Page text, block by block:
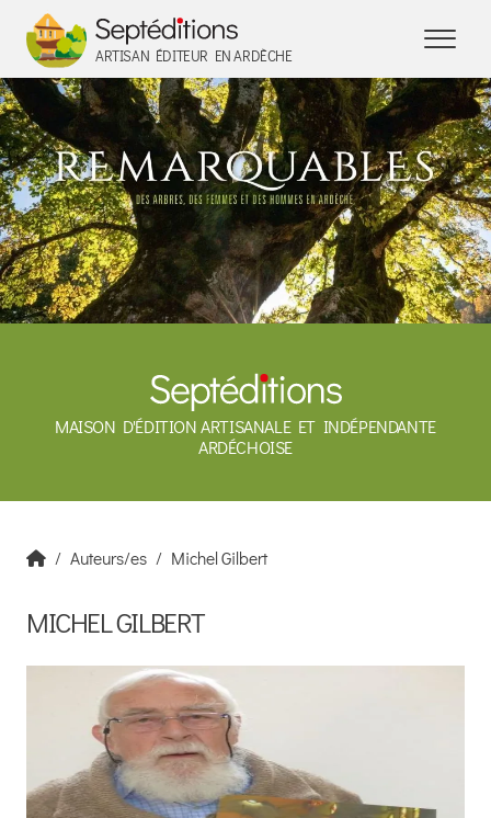
ARTISAN ÉDITEUR EN ARDÈCHE
MAISON D'ÉDITION ARTISANALE ET INDÉPENDANTE
ARDÉCHOISE
Auteurs/es Michel Gilbert
MICHEL GILBERT
Panneau de gestion des cookies